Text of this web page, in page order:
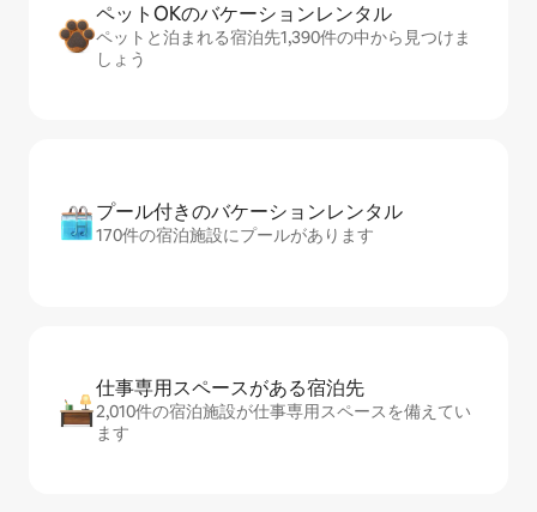
ペットOKのバ⁠ケ⁠ー⁠シ⁠ョ⁠ンレ⁠ン⁠タ⁠ル
ペットと泊まれる宿泊先1,390件の中から見つけま
しょう
プール付きのバ⁠ケ⁠ー⁠シ⁠ョ⁠ンレ⁠ン⁠タ⁠ル
170件の宿泊施設にプールがあります
仕事専用ス⁠ペ⁠ー⁠スがあ⁠る宿⁠泊⁠先
2,010件の宿泊施設が仕事専用スペースを備えてい
ます